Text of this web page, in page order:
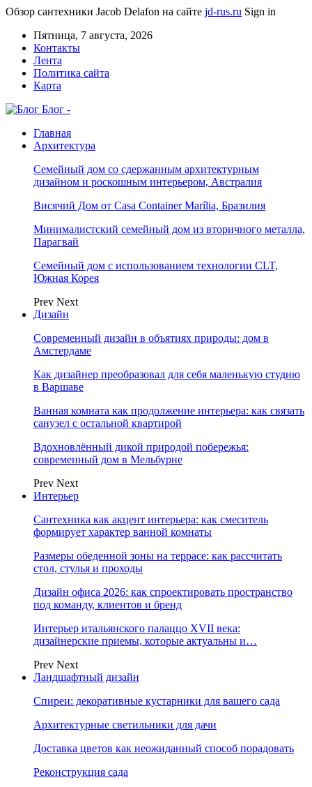
Обзор сантехники Jacob Delafon на сайте jd-rus.ru Sign in
Пятница, 7 августа, 2026
Контакты
Лента
Политика сайта
Карта
Блог -
Главная
Архитектура
Семейный дом со сдержанным архитектурным
дизайном и роскошным интерьером, Австралия
Висячий Дом от Casa Container Marília, Бразилия
Минималистский семейный дом из вторичного металла,
Парагвай
Семейный дом с использованием технологии CLT,
Южная Корея
Prev Next
Дизайн
Современный дизайн в объятиях природы: дом в
Амстердаме
Как дизайнер преобразовал для себя маленькую студию
в Варшаве
Ванная комната как продолжение интерьера: как связать
санузел с остальной квартирой
Вдохновлённый дикой природой побережья:
современный дом в Мельбурне
Prev Next
Интерьер
Сантехника как акцент интерьера: как смеситель
формирует характер ванной комнаты
Размеры обеденной зоны на террасе: как рассчитать
стол, стулья и проходы
Дизайн офиса 2026: как спроектировать пространство
под команду, клиентов и бренд
Интерьер итальянского палаццо XVII века:
дизайнерские приемы, которые актуальны и…
Prev Next
Ландшафтный дизайн
Спиреи: декоративные кустарники для вашего сада
Архитектурные светильники для дачи
Доставка цветов как неожиданный способ порадовать
Реконструкция сада